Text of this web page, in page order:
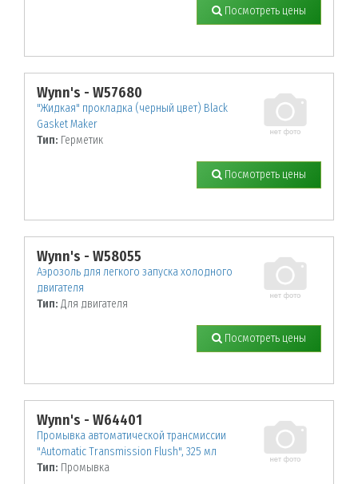
Посмотреть цены
Wynn's - W57680
"Жидкая" прокладка (черный цвет) Black
Gasket Maker
Тип: Герметик
Посмотреть цены
Wynn's - W58055
Аэрозоль для легкого запуска холодного
двигателя
Тип: Для двигателя
Посмотреть цены
Wynn's - W64401
Промывка автоматической трансмиссии
"Automatic Transmission Flush", 325 мл
Тип: Промывка